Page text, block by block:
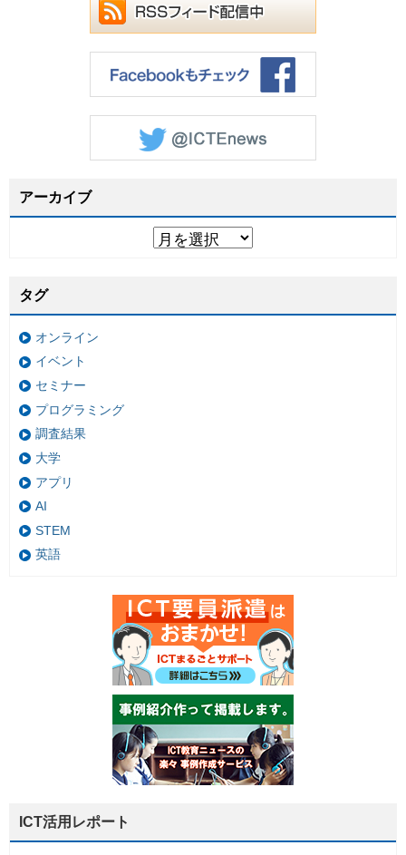
アーカイブ
タグ
オンライン
イベント
セミナー
プログラミング
調査結果
大学
アプリ
AI
STEM
英語
ICT活用レポート